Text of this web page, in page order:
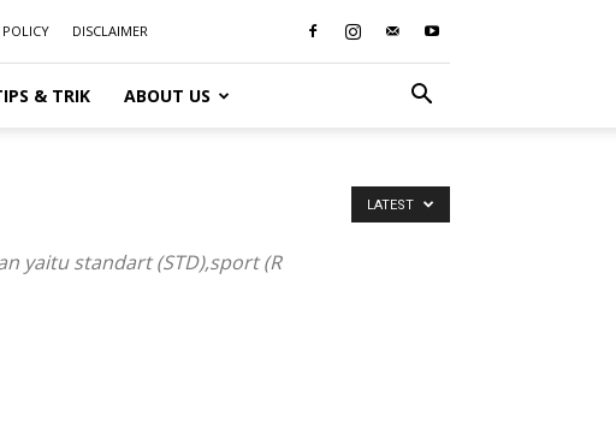
POLICY DISCLAIMER
& TRIK ABOUT US
yaitu standart (STD),sport (R
LATEST